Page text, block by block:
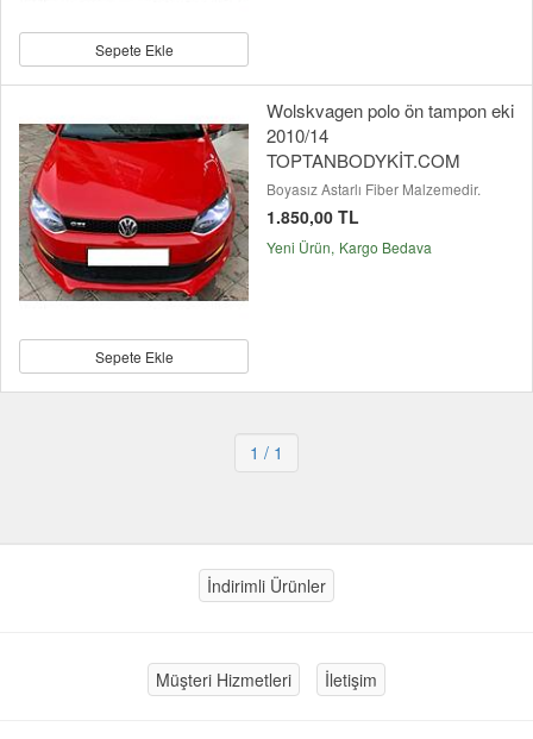
Sepete Ekle
Sepete Ekle
Wolskvagen polo ön tampon eki
2010/14
TOPTANBODYKİT.COM
Boyasız Astarlı Fiber Malzemedir.
1.850,00 TL
Yeni Ürün Kargo Bedava
1 / 1
İndirimli Ürünler
Müşteri Hizmetleri İletişim